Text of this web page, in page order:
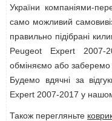
України компаніями-
само можливий
правильно підібрані
Peugeot Expert
обміняємо або заберемо
Будемо вдячні за
Expert 2007-2017 у
Також перегляньте